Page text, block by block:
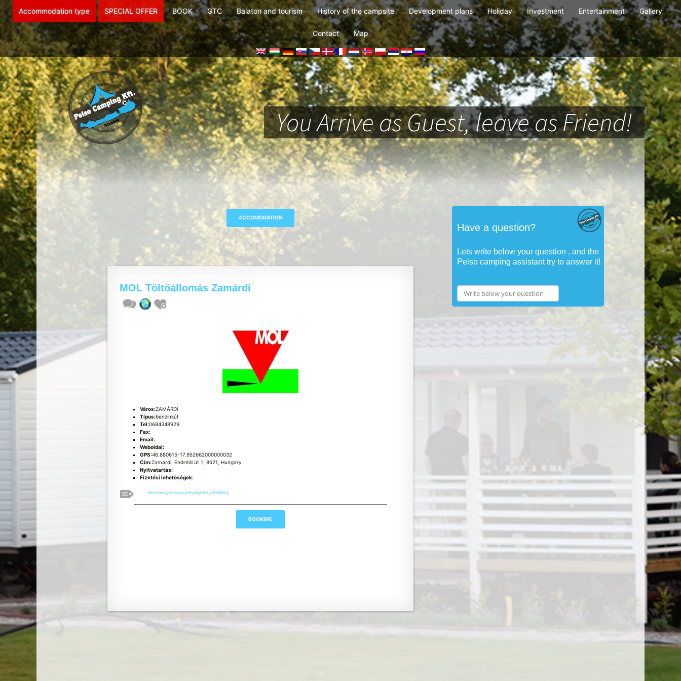
Accommodation type SPECIAL OFFER BOOK GTC Balaton and tourism History of the campsite Development plans Holiday Investment Entertainment Gallery
Contact Map
You Arrive as Guest, leave as Friend!
MOL Töltőállomás Zamárdi
Város:ZAMÁRDI
Típus:benzinkút
Tel:0684348929
Fax:
Email:
Weboldal:
GPS:46.880615-17.952662000000032
Cím:Zamárdi, Endrédi út 1, 8621, Hungary
Nyitvatartás:
Fizetési lehetõségek:
Benzinkút,Hasznos,Helyek,MOL,ZAMÁRDI,
Have a question?
Lets write below your question , and the
Pelso camping assistant try to answer it!